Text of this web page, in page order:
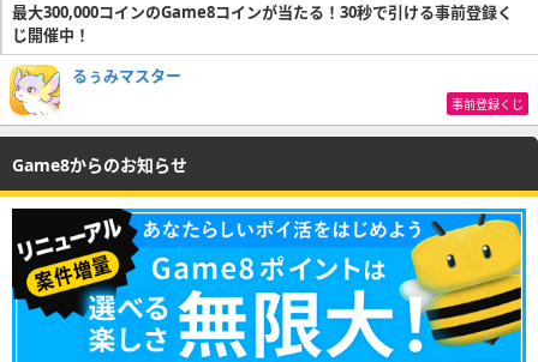
最大300,000コインのGame8コインが当たる！30秒で引ける事前登録く
じ開催中！
るぅみマスター
事前登録くじ
Game8からのお知らせ